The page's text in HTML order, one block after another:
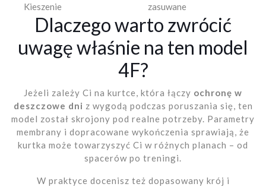
Kieszenie
zasuwane
Dlaczego warto zwrócić
uwagę właśnie na ten model
4F?
Jeżeli zależy Ci na kurtce, która łączy ochronę w
deszczowe dni z wygodą podczas poruszania się, ten
model został skrojony pod realne potrzeby. Parametry
membrany i dopracowane wykończenia sprawiają, że
kurtka może towarzyszyć Ci w różnych planach – od
spacerów po treningi.
W praktyce docenisz też dopasowany krój i